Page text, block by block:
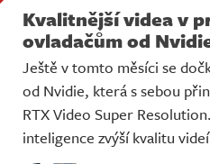
Kvalitnější videa v
ovladačům od
Ještě v tomto měsíci se
od Nvidie, která s sebou
RTX Video Super
inteligence zvýší kvalitu